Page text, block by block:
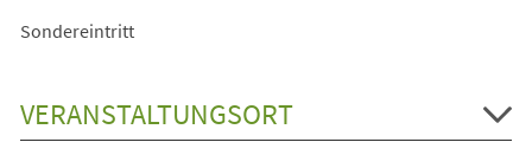
Sondereintritt
VERANSTALTUNGSORT